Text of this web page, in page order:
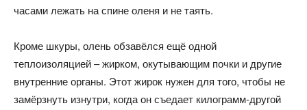
часами лежать на спине оленя и не таять.
Кроме шкуры, олень обзавёлся ещё одной
теплоизоляцией – жирком, окутывающим почки и другие
внутренние органы. Этот жирок нужен для того, чтобы не
замёрзнуть изнутри, когда он съедает килограмм-другой